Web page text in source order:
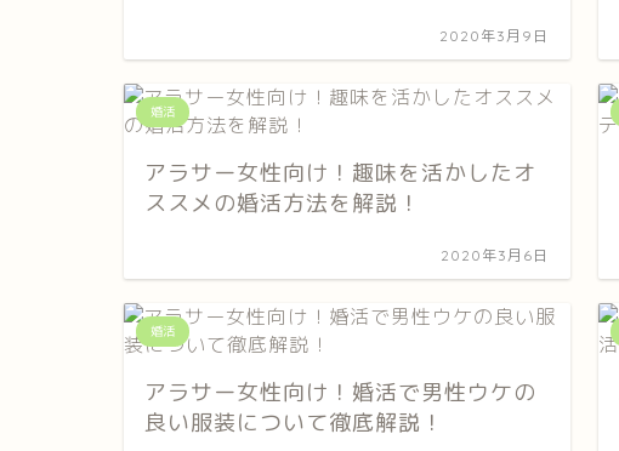
2020年3月9日
婚活
アラサー女性向け！趣味を活かしたオ
ススメの婚活方法を解説！
2020年3月6日
婚活
アラサー女性向け！婚活で男性ウケの
良い服装について徹底解説！